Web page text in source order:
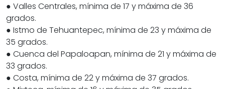
● Valles Centrales, mínima de 17 y máxima de 36
grados.
● Istmo de Tehuantepec, mínima de 23 y máxima de
35 grados.
● Cuenca del Papaloapan, mínima de 21 y máxima de
33 grados.
● Costa, mínima de 22 y máxima de 37 grados.